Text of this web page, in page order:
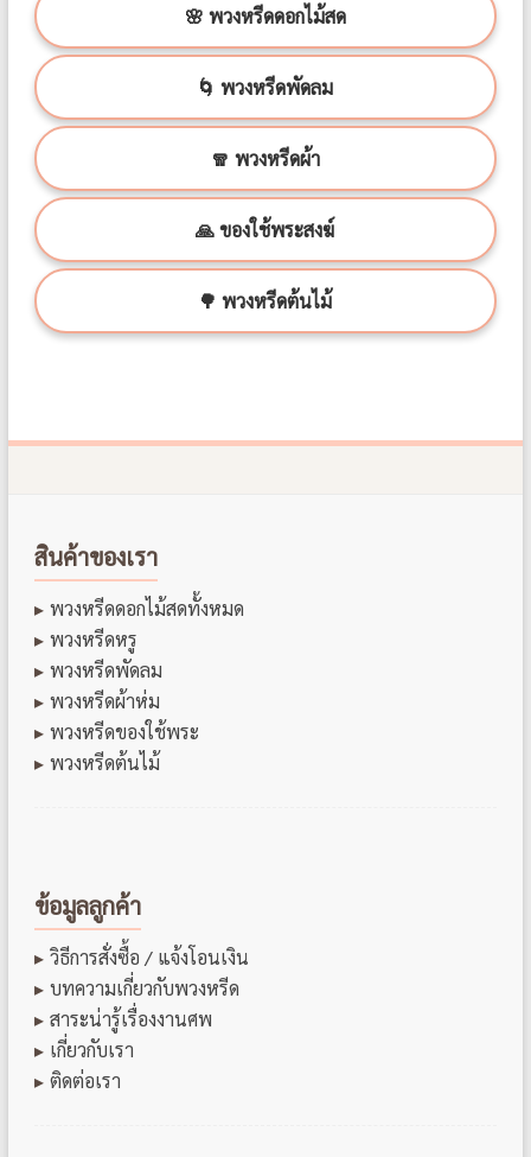
🌸 พวงหรีดดอกไม้สด
🌀 พวงหรีดพัดลม
🧣 พวงหรีดผ้า
🙏 ของใช้พระสงฆ์
🌳 พวงหรีดต้นไม้
สินค้าของเรา
พวงหรีดดอกไม้สดทั้งหมด
พวงหรีดหรู
พวงหรีดพัดลม
พวงหรีดผ้าห่ม
พวงหรีดของใช้พระ
พวงหรีดต้นไม้
ข้อมูลลูกค้า
วิธีการสั่งซื้อ / แจ้งโอนเงิน
บทความเกี่ยวกับพวงหรีด
สาระน่ารู้เรื่องงานศพ
เกี่ยวกับเรา
ติดต่อเรา